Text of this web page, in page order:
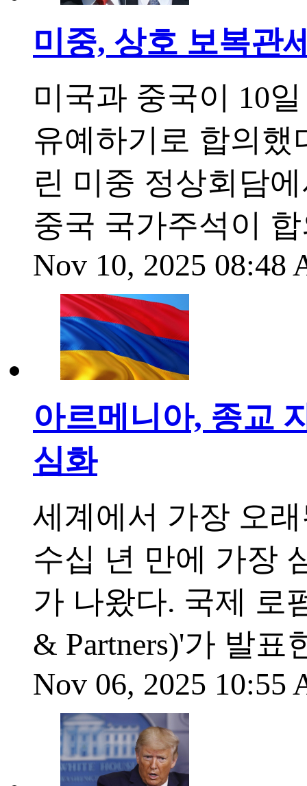
미중, 상호 보복관
미국과 중국이 10
유예하기로 합의했
린 미중 정상회담
중국 국가주석이
Nov 10, 2025 08:48
아르메니아, 종교
심화
세계에서 가장 오
수십 년 만에 가장
가 나왔다. 국제 로
& Partners)'가 발
Nov 06, 2025 10:55